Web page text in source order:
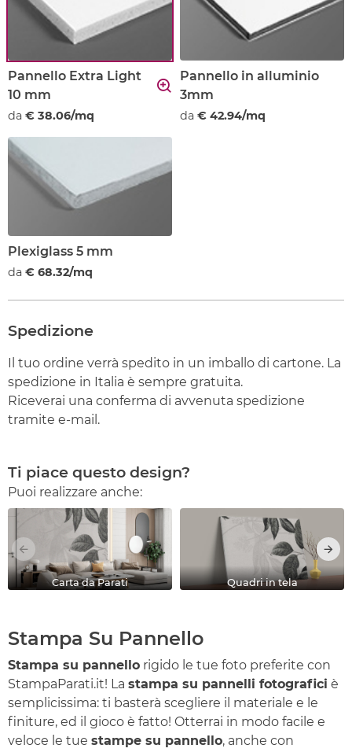
Pannello Extra Light
10 mm
da € 38.06/mq
Pannello in alluminio
3mm
da € 42.94/mq
Plexiglass 5 mm
da € 68.32/mq
Spedizione
Il tuo ordine verrà spedito in un imballo di cartone. La
spedizione in Italia è sempre gratuita.
Riceverai una conferma di avvenuta spedizione
tramite e-mail.
Ti piace questo design?
Puoi realizzare anche:
Carta da Parati Quadri in tela
Stampa Su Pannello
Stampa su pannello rigido le tue foto preferite con
StampaParati.it! La stampa su pannelli fotografici è
semplicissima: ti basterà scegliere il materiale e le
finiture, ed il gioco è fatto! Otterrai in modo facile e
veloce le tue stampe su pannello, anche con